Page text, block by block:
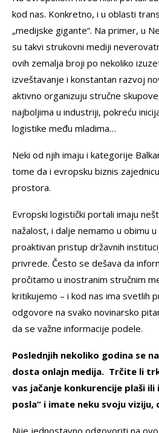
kod nas. Konkretno, i u oblasti
„medijske gigante“. Na primer, u
su takvi strukovni mediji
ovih zemalja broji po nekoliko
izveštavanje i konstantan razvoj
aktivno organizuju stručne
najboljima u industriji, pokreću
logistike među mladima…
Neki od njih imaju i kategorije
tome da i evropsku biznis
prostora.
Evropski logistički portali imaju
nažalost, i dalje nemamo u obimu
proaktivan pristup državnih
privrede. Često se dešava da
pročitamo u inostranim stručnim
kritikujemo – i kod nas ima svetlih
odgovore na svako novinarsko
da se važne informacije podele.
Poslednjih nekoliko godina se
dosta onlajn medija. Trčite li
vas jačanje konkurencije plaši
posla“ i imate neku svoju viziju,